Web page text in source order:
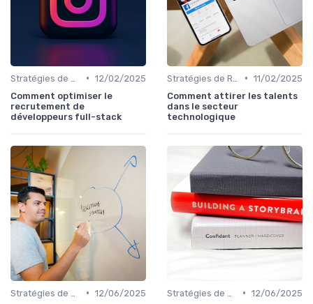
• 12/02/2025
Comment optimiser le
recrutement de
développeurs full-stack
• 11/02/2025
Comment attirer les talents
dans le secteur
technologique
• 12/06/2025
• 12/06/2025